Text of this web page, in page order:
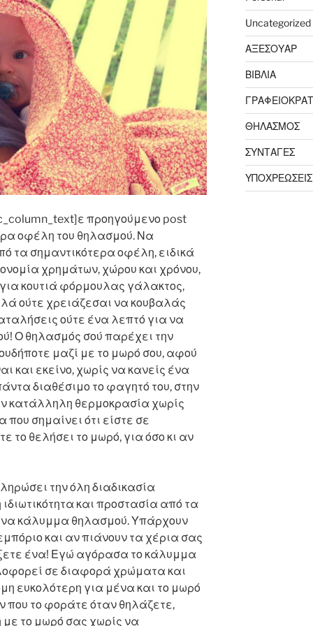
ε προηγούμενο post
οφέλη του θηλασμού. Να
τα σημαντικότερα οφέλη, ειδικά
χρημάτων, χώρου και χρόνου,
κουτιά φόρμουλας γάλακτος,
ούτε χρειάζεσαι να κουβαλάς
ούτε ένα λεπτό για να
Ο θηλασμός σού παρέχει την
μαζί με το μωρό σου, αφού
και εκείνο, χωρίς να κανείς ένα
διαθέσιμο το φαγητό του, στην
κατάλληλη θερμοκρασία χωρίς
σημαίνει ότι είστε σε
το θελήσει το μωρό, για όσο κι αν
την όλη διαδικασία
και προστασία από τα
κάλυμμα θηλασμού. Υπάρχουν
και αν πιάνουν τα χέρια σας
ένα! Εγώ αγόρασα το κάλυμμα
σε διαφορά χρώματα και
ευκολότερη για μένα και το μωρό
που το φοράτε όταν θηλάζετε,
με το μωρό σας χωρίς να
Uncategorized
ΑΞΕΣΟΥΑΡ
ΒΙΒΛΙΑ
ΘΗΛΑΣΜΟΣ
ΣΥΝΤΑΓΕΣ
ΥΠΟΧΡΕΩΣΕΙΣ